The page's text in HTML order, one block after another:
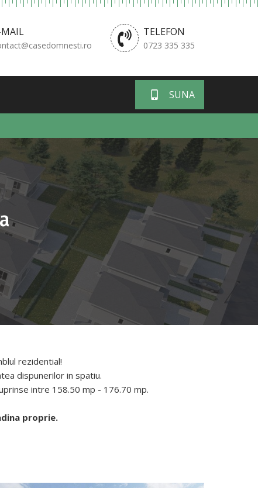
MAIL TELEFON
0723 335 335
SUNA
rezidential!
dispunerilor in spatiu.
intre 158.50 mp - 176.70 mp.
proprie.